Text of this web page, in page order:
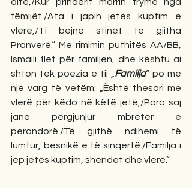
fëmijët./Ata i japin jetës kuptim e
vlerë,/Ti bëjnë stinët të gjitha
Pranverë.“ Me rimimin puthitës AA/BB,
Ismaili flet për familjen, dhe kështu ai
shton tek poezia e tij „ Familja“ po me
një varg të vetëm: „Është thesari me
vlerë për këdo në këtë jetë,/Para saj
janë përgjunjur mbretër e
perandorë./Të gjithë ndihemi të
lumtur, besnikë e të sinqertë./Familja i
jep jetës kuptim, shëndet dhe vlerë.“